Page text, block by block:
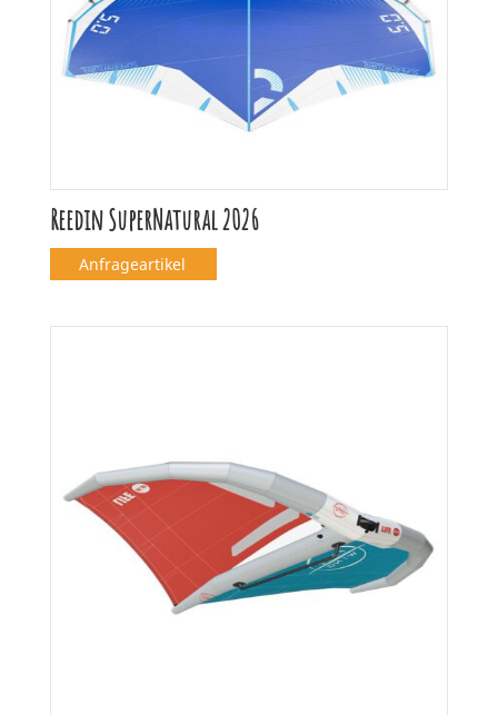
Reedin SuperNatural 2026
Anfrageartikel